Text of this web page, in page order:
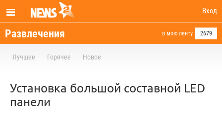
Вход
Развлечения в мою ленту 2679
Лучшее Горячее Новое
Установка большой составной LED
панели